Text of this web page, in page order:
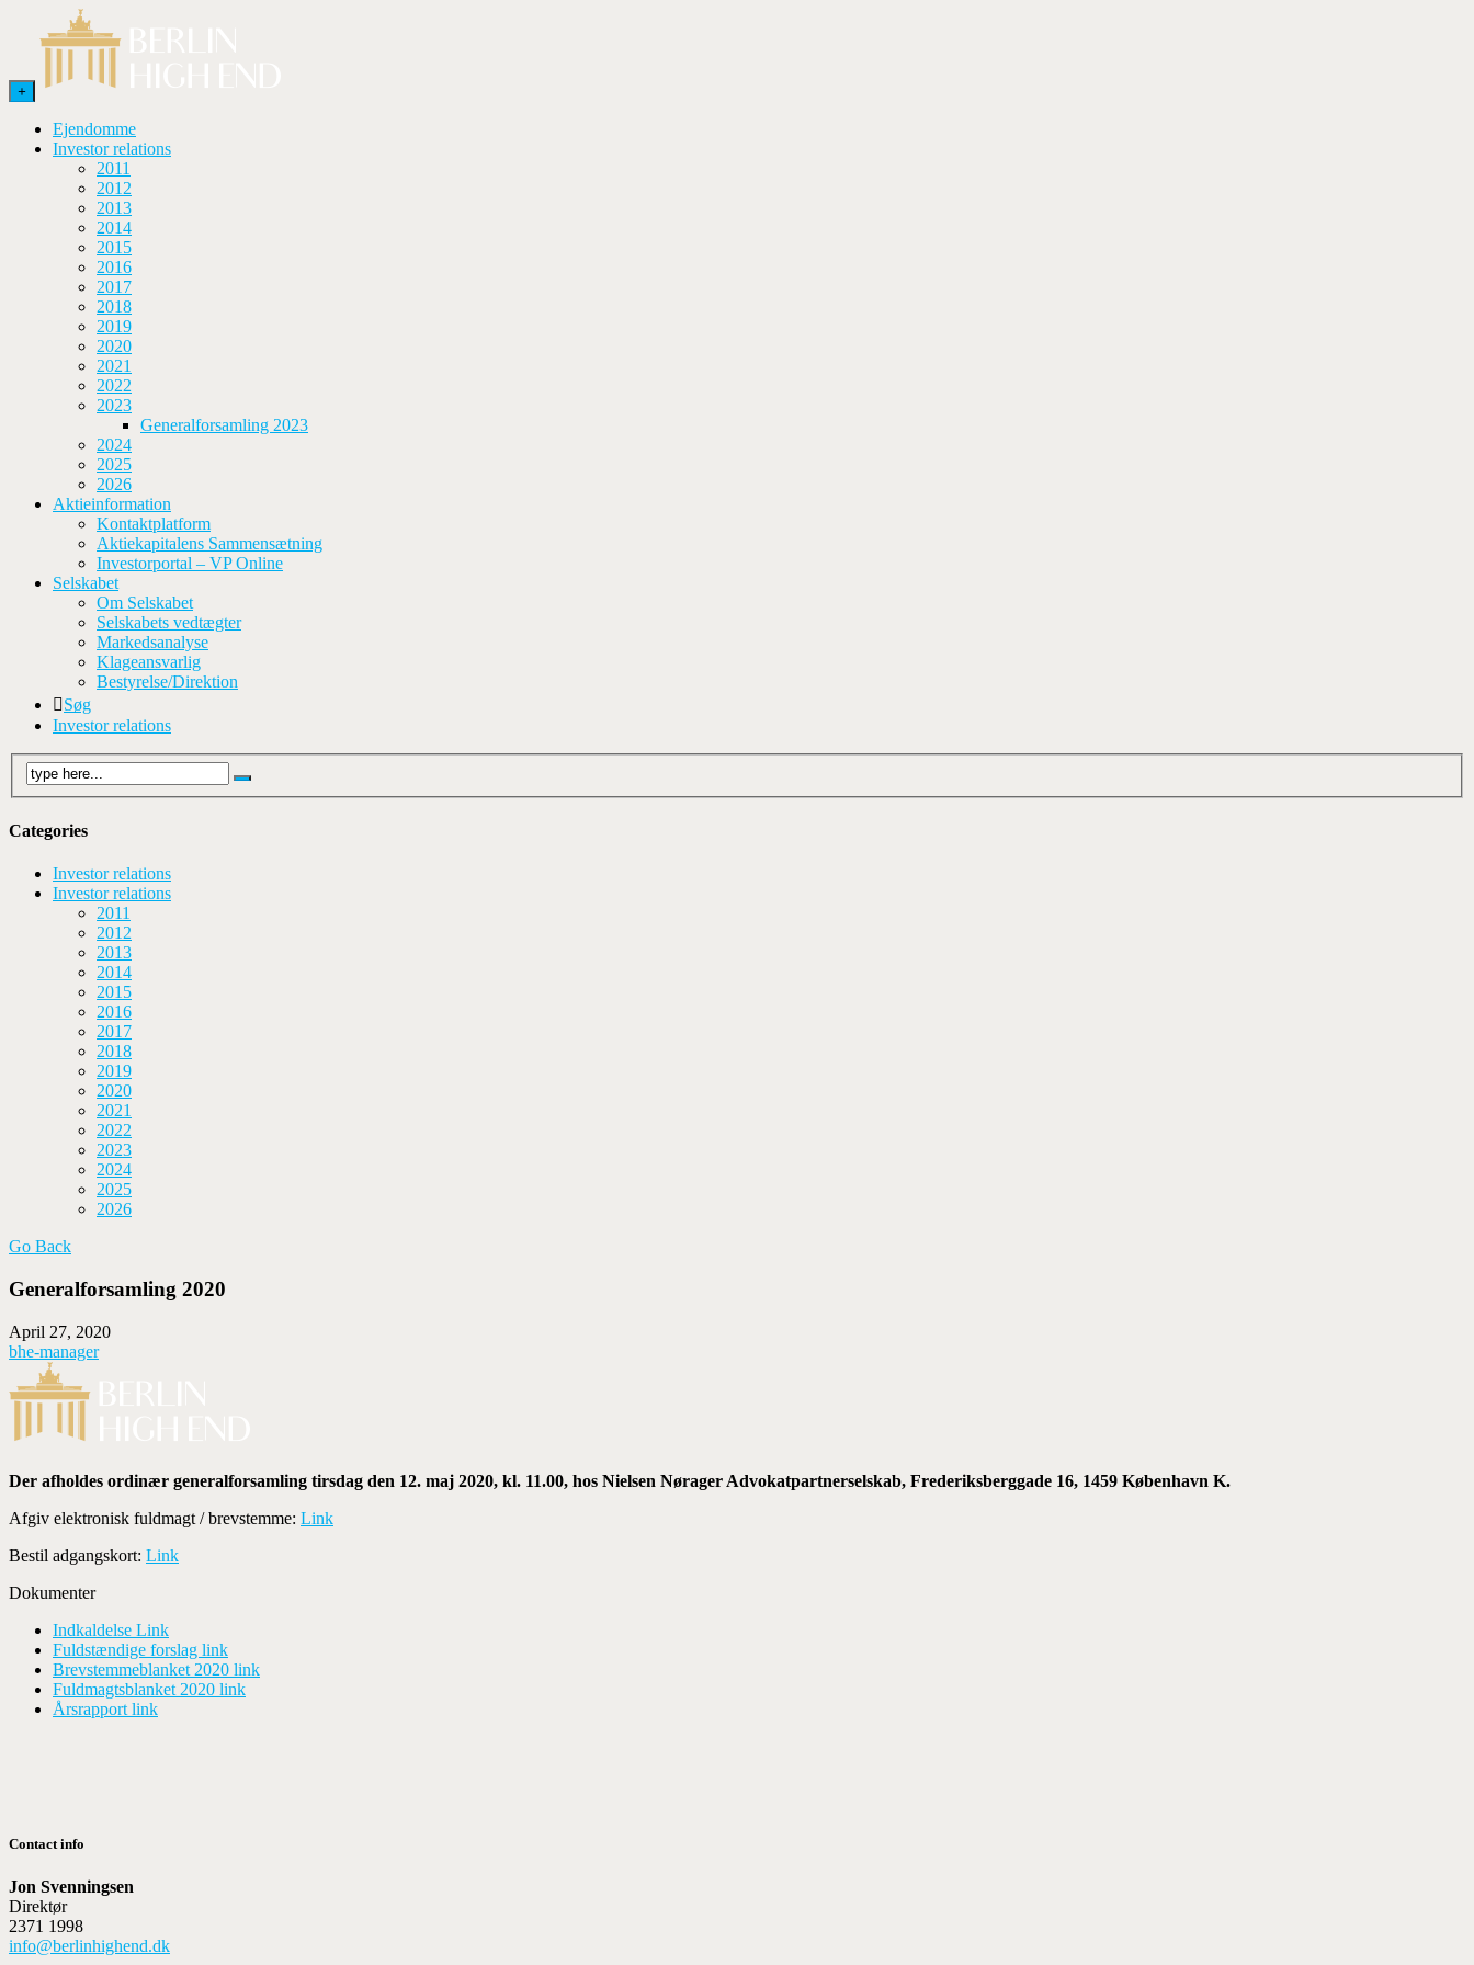
+
Ejendomme
Investor relations
2011
2012
2013
2014
2015
2016
2017
2018
2019
2020
2021
2022
2023
Generalforsamling 2023
2024
2025
2026
Aktieinformation
Kontaktplatform
Aktiekapitalens Sammensætning
Investorportal – VP Online
Selskabet
Om Selskabet
Selskabets vedtægter
Markedsanalyse
Klageansvarlig
Bestyrelse/Direktion
Søg
Investor relations
Categories
Investor relations
Investor relations
2011
2012
2013
2014
2015
2016
2017
2018
2019
2020
2021
2022
2023
2024
2025
2026
Go Back
Generalforsamling 2020
April 27, 2020
bhe-manager
Der afholdes ordinær generalforsamling tirsdag den 12. maj 2020, kl. 11.00, hos Nielsen Nørager Advokatpartnerselskab, Frederiksberggade 16, 1459 København K.
Afgiv elektronisk fuldmagt / brevstemme: Link
Bestil adgangskort: Link
Dokumenter
Indkaldelse Link
Fuldstændige forslag link
Brevstemmeblanket 2020 link
Fuldmagtsblanket 2020 link
Årsrapport link
Contact info
Jon Svenningsen
Direktør
2371 1998
info@berlinhighend.dk